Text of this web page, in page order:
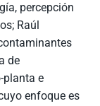
percepción
Raúl
de
planta e
enfoque es